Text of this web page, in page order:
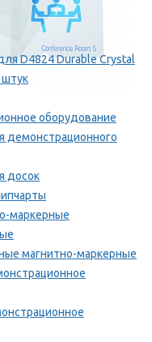
D4824 Durable Crystal
штук
оборудование
демонстрационного
досок
маркерные
магнитно-маркерные